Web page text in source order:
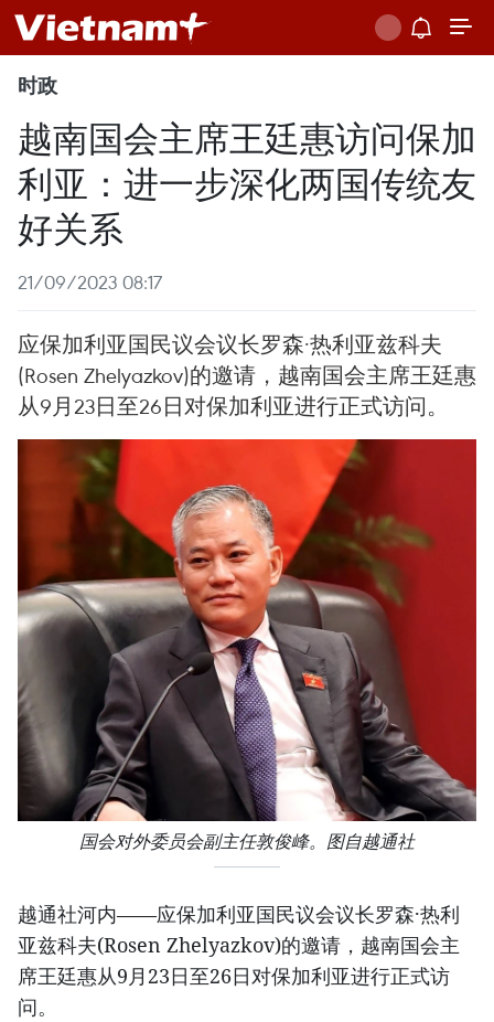
时政
越南国会主席王廷惠访问保加
利亚：进一步深化两国传统友
好关系
21/09/2023 08:17
应保加利亚国民议会议长罗森·热利亚兹科夫
(Rosen Zhelyazkov)的邀请，越南国会主席王廷惠
从9月23日至26日对保加利亚进行正式访问。
国会对外委员会副主任敦俊峰。图自越通社
越通社河内——应保加利亚国民议会议长罗森·热利
亚兹科夫(Rosen Zhelyazkov)的邀请，越南国会主
席王廷惠从9月23日至26日对保加利亚进行正式访
问。